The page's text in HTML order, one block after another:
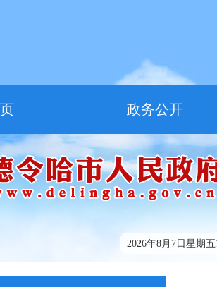
政务公开
哈 友情链接
2026年8月7日星期五